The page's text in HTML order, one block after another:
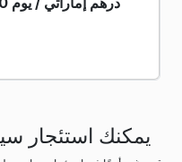
يمكنك استئجار